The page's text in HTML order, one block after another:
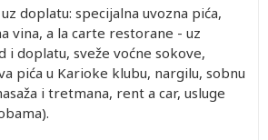
doplatu: specijalna uvozna pića,
vina, a la carte restorane - uz
i doplatu, sveže voćne sokove,
pića u Karioke klubu, nargilu, sobnu
i tretmana, rent a car, usluge